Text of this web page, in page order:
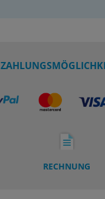
RECHNUNG